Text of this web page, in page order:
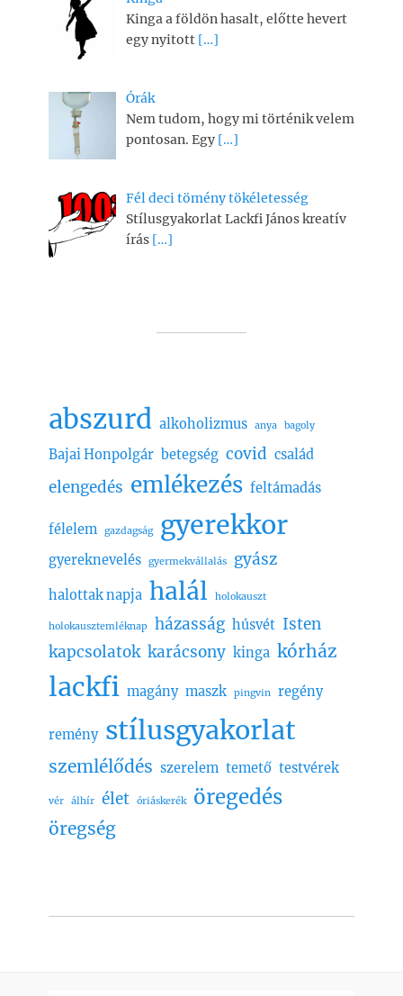
Kinga a földön hasalt, előtte hevert
egy nyitott […]
Órák
Nem tudom, hogy mi történik velem
pontosan. Egy […]
Fél deci tömény tökéletesség
Stílusgyakorlat Lackfi János kreatív
írás […]
abszurd alkoholizmus anya bagoly
Bajai Honpolgár betegség covid család
elengedés emlékezés feltámadás
félelem gazdagság gyerekkor
gyereknevelés gyermekvállalás gyász
halottak napja halál holokauszt
holokausztemléknap házasság húsvét Isten
kapcsolatok karácsony kinga kórház
lackfi magány maszk pingvin regény
remény stílusgyakorlat
szemlélődés szerelem temető testvérek
vér álhír élet óriáskerék öregedés
öregség